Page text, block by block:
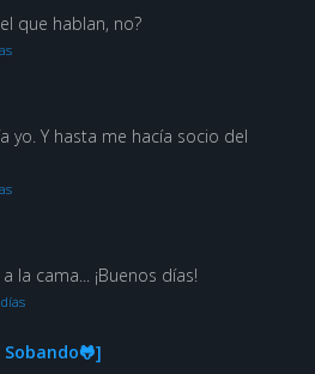
que hablan, no?
yo. Y hasta me hacía socio del
la cama... ¡Buenos días!
Sobando🐸]